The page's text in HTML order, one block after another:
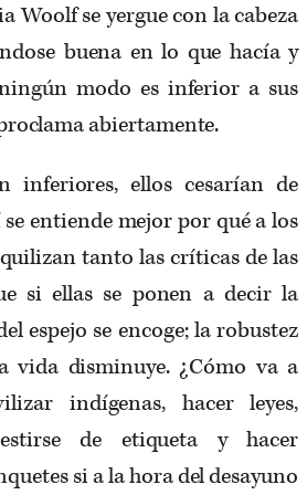
Woolf se yergue con la cabeza
buena en lo que hacía y
modo es inferior a sus
abiertamente.
inferiores, ellos cesarían de
entiende mejor por qué a los
tanto las críticas de las
si ellas se ponen a decir la
espejo se encoge; la robustez
vida disminuye. ¿Cómo va a
indígenas, hacer leyes,
de etiqueta y hacer
si a la hora del desayuno